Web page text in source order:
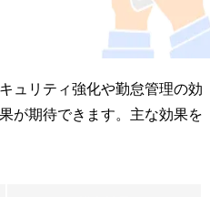
ュリティ強化や勤怠管理の効
が期待できます。主な効果を